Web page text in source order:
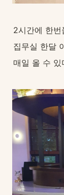
2시간에 한
집무실 한달
매일 올 수